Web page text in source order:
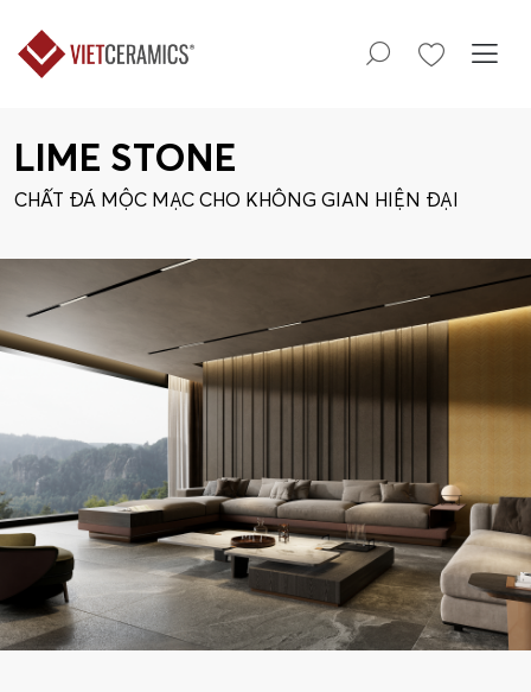
LIME STONE
CHẤT ĐÁ MỘC MẠC CHO KHÔNG GIAN HIỆN ĐẠI